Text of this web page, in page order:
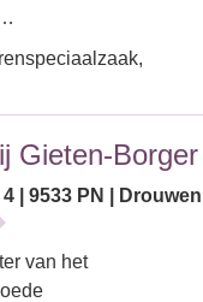
Gieten-Borger
| 9533 PN | Drouwen |
van het